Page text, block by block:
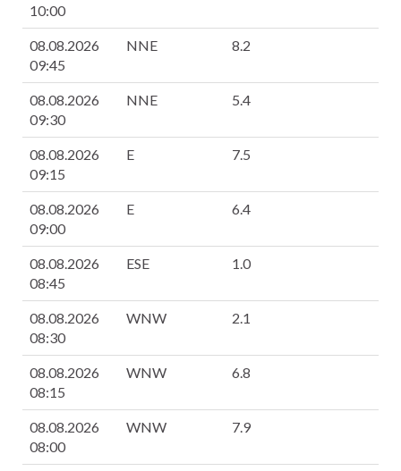
10:00
08.08.2026
09:45
NNE 8.2
08.08.2026
09:30
NNE 5.4
08.08.2026
09:15
E 7.5
08.08.2026
09:00
E 6.4
08.08.2026
08:45
ESE 1.0
08.08.2026
08:30
WNW 2.1
08.08.2026
08:15
WNW 6.8
08.08.2026
08:00
WNW 7.9